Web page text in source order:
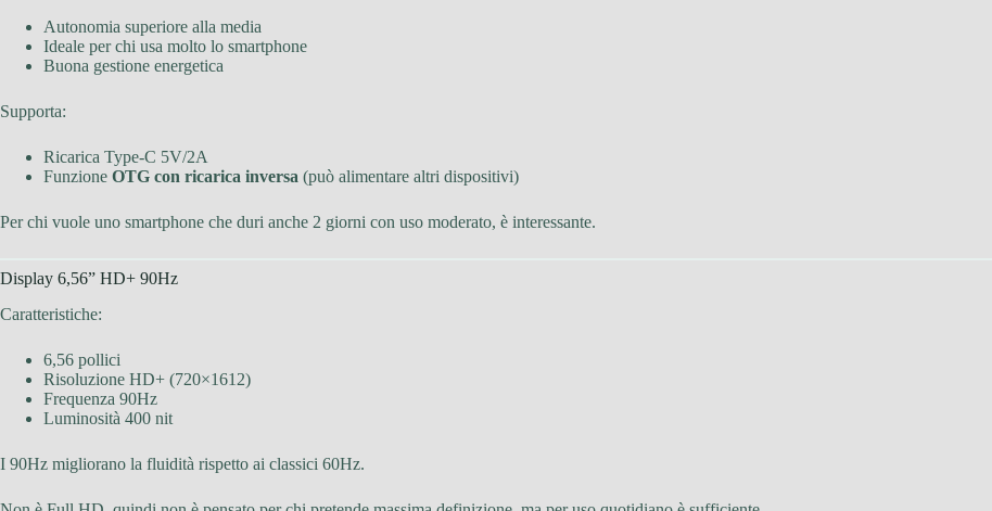
Autonomia superiore alla media
Ideale per chi usa molto lo smartphone
Buona gestione energetica
Supporta:
Ricarica Type-C 5V/2A
Funzione OTG con ricarica inversa (può alimentare altri dispositivi)
Per chi vuole uno smartphone che duri anche 2 giorni con uso moderato, è interessante.
Display 6,56” HD+ 90Hz
Caratteristiche:
6,56 pollici
Risoluzione HD+ (720×1612)
Frequenza 90Hz
Luminosità 400 nit
I 90Hz migliorano la fluidità rispetto ai classici 60Hz.